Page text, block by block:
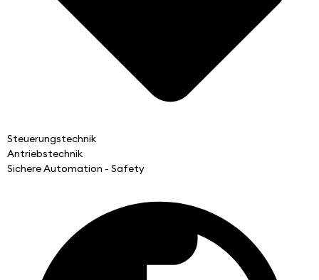
Steuerungstechnik
Antriebstechnik
Sichere Automation - Safety